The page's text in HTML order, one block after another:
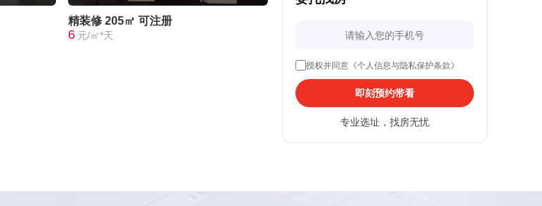
精装修 205㎡ 可注册
6 元/㎡*天
授权并同意《个人信息与隐私保护条款》
即刻预约带看
专业选址，找房无忧